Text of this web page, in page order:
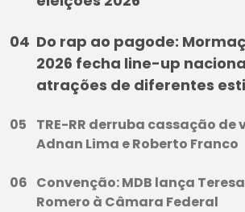
Do rap ao pagode:
2026 fecha line-up
atrações de diferentes
TRE-RR derruba cassação de
Adnan Lima e Roberto Franco
Convenção: MDB lança
Romero à Câmara Federal